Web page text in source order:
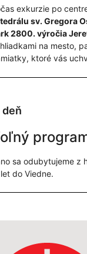
exkurzie po
sv. Gregora
2800. výročia
na mesto,
ktoré vás
deň
sa odubytujeme z
do Viedne.